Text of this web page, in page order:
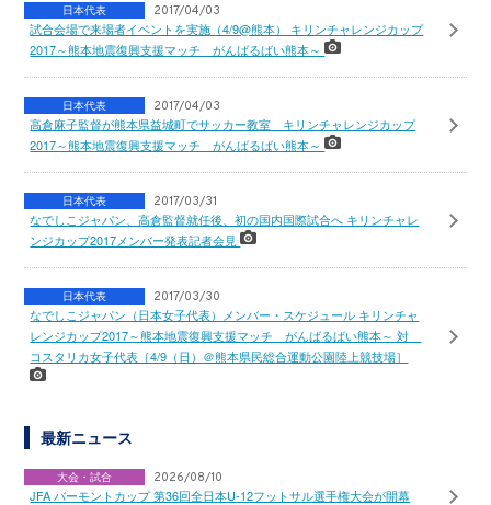
日本代表 2017/04/03
試合会場で来場者イベントを実施（4/9@熊本） キリンチャレンジカップ
2017～熊本地震復興支援マッチ がんばるばい熊本～
日本代表 2017/04/03
高倉麻子監督が熊本県益城町でサッカー教室 キリンチャレンジカップ
2017～熊本地震復興支援マッチ がんばるばい熊本～
日本代表 2017/03/31
なでしこジャパン、高倉監督就任後、初の国内国際試合へ キリンチャレ
ンジカップ2017メンバー発表記者会見
日本代表 2017/03/30
なでしこジャパン（日本女子代表）メンバー・スケジュール キリンチャ
レンジカップ2017～熊本地震復興支援マッチ がんばるばい熊本～ 対
コスタリカ女子代表［4/9（日）＠熊本県民総合運動公園陸上競技場］
最新ニュース
大会・試合 2026/08/10
JFA バーモントカップ 第36回全日本U-12フットサル選手権大会が開幕